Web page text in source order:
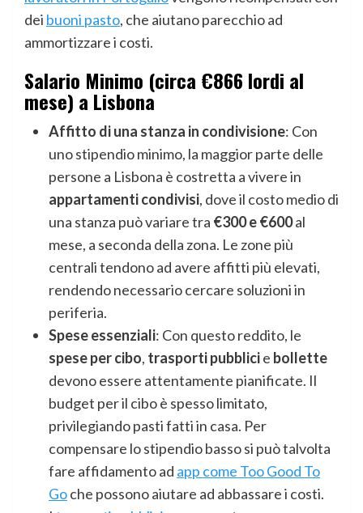
dei buoni pasto, che aiutano parecchio ad
ammortizzare i costi.
Salario Minimo (circa €866 lordi al
mese) a Lisbona
Affitto di una stanza in condivisione: Con
uno stipendio minimo, la maggior parte delle
persone a Lisbona è costretta a vivere in
appartamenti condivisi, dove il costo medio di
una stanza può variare tra €300 e €600al
mese, a seconda della zona. Le zone più
centrali tendono ad avere affitti più elevati,
rendendo necessario cercare soluzioni in
periferia.
Spese essenziali: Con questo reddito, le
spese per cibo, trasporti pubblicie bollette
devono essere attentamente pianificate. Il
budget per il cibo è spesso limitato,
privilegiando pasti fatti in casa. Per
compensare lo stipendio basso si può talvolta
fare affidamento ad app come Too Good To
Goche possono aiutare ad abbassare i costi.